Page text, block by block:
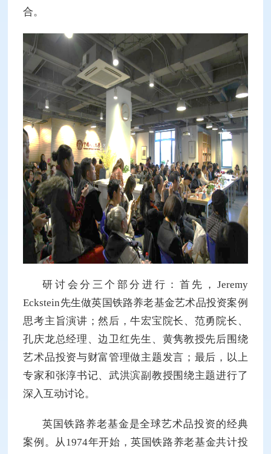
合。
研讨会分三个部分进行：首先，Jeremy
Eckstein先生做英国铁路养老基金艺术品投资案例
思考主旨演讲；然后，牛宏宝院长、范勇院长、
孔庆龙总经理、边卫红先生、黄隽教授先后围绕
艺术品投资与财富管理做主题发言；最后，以上
专家和张淳书记、武洪滨副教授围绕主题进行了
深入互动讨论。
英国铁路养老基金是全球艺术品投资的经典
案例。从1974年开始，英国铁路养老基金共计投